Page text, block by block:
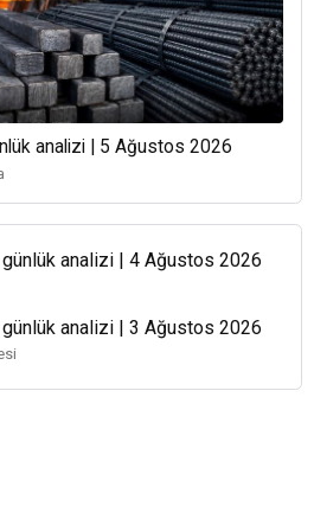
analizi | 5 Ağustos 2026
analizi | 4 Ağustos 2026
analizi | 3 Ağustos 2026